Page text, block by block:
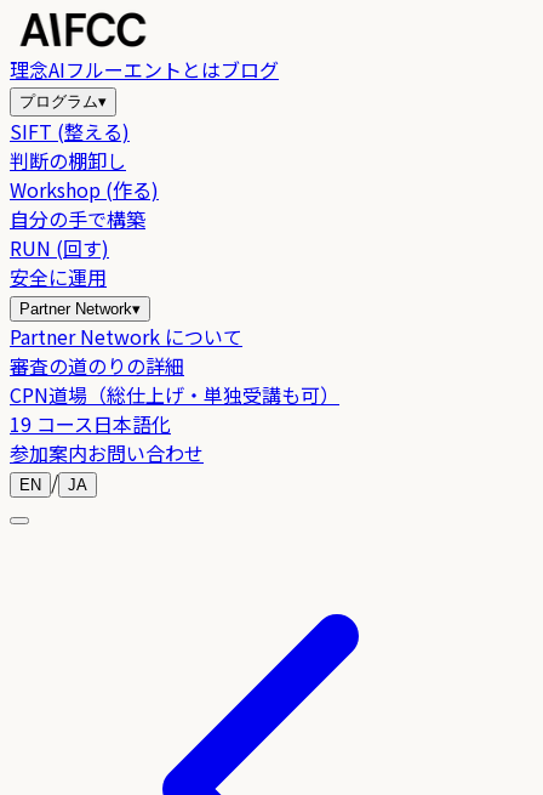
理念AIフルーエントとはブログ
プログラム▾
SIFT (整える)
判断の棚卸し
Workshop (作る)
自分の手で構築
RUN (回す)
安全に運用
Partner Network▾
Partner Network について
審査の道のりの詳細
CPN道場（総仕上げ・単独受講も可）
19 コース日本語化
参加案内お問い合わせ
EN / JA